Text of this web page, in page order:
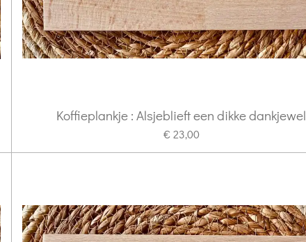
Koffieplankje : Alsjeblieft een dikke dankjewel
€ 23,00